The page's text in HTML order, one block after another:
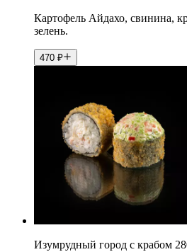
Картофель Айдахо, свинина,
зелень.
470 ₽
Изумрудный город с крабом